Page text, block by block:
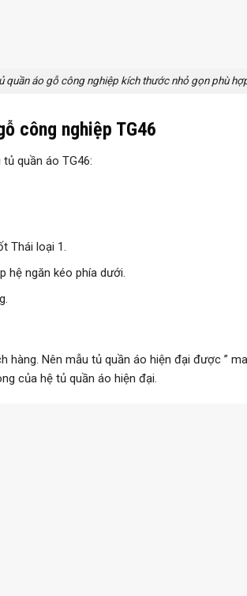
quần áo gỗ công nghiệp kích thước nhỏ gọn phù
công nghiệp TG46
quần áo TG46:
Thái loại 1.
hệ ngăn kéo phía dưới.
Nên mẫu tủ quần áo hiện đại được ”
của hệ tủ quần áo hiện đại.